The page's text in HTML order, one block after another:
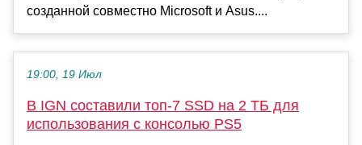
созданной совместно Microsoft и Asus....
19:00, 19 Июл
В IGN составили топ-7 SSD на 2 ТБ для
использования с консолью PS5